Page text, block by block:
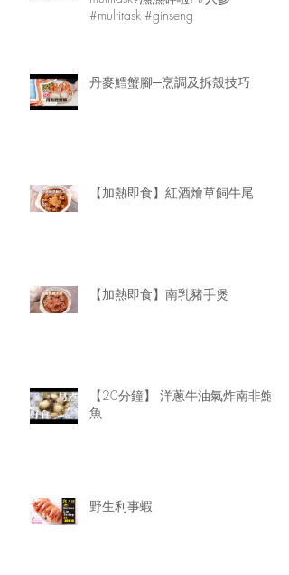
#multitask #ginseng
丹麥鱈蟹腳─烹調及拆殼技巧
【加熱即食】紅酒燴草飼牛尾
【加熱即食】南乳豬手煲
【20分鐘】 洋蔥牛油氣炸南非鮑
魚
野生利事蝦